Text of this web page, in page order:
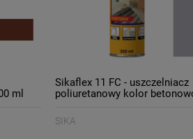
ml
Sikaflex 11 FC - uszczelniacz
poliuretanowy kolor
SIKA